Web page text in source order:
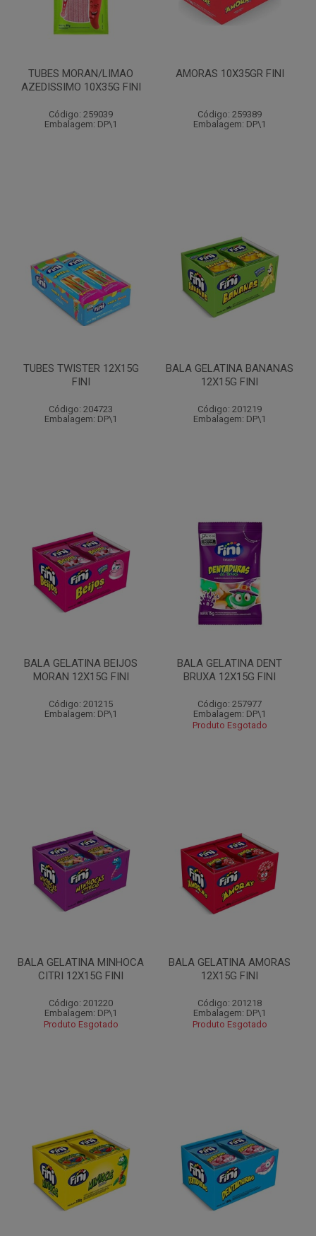
TUBES MORAN/LIMAO
AZEDISSIMO 10X35G FINI
Código: 259039
Embalagem: DP\1
AMORAS 10X35GR FINI
Código: 259389
Embalagem: DP\1
TUBES TWISTER 12X15G
FINI
Código: 204723
Embalagem: DP\1
BALA GELATINA BANANAS
12X15G FINI
Código: 201219
Embalagem: DP\1
BALA GELATINA BEIJOS
MORAN 12X15G FINI
Código: 201215
Embalagem: DP\1
BALA GELATINA DENT
BRUXA 12X15G FINI
Código: 257977
Embalagem: DP\1
Produto Esgotado
BALA GELATINA MINHOCA
CITRI 12X15G FINI
Código: 201220
Embalagem: DP\1
Produto Esgotado
BALA GELATINA AMORAS
12X15G FINI
Código: 201218
Embalagem: DP\1
Produto Esgotado